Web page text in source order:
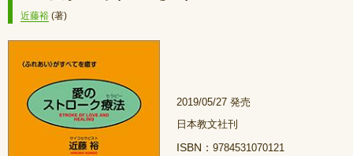
近藤裕 (著)
2019/05/27 発売
日本教文社刊
ISBN： 9784531070121